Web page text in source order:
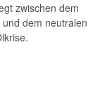
zwischen dem
dem neutralen